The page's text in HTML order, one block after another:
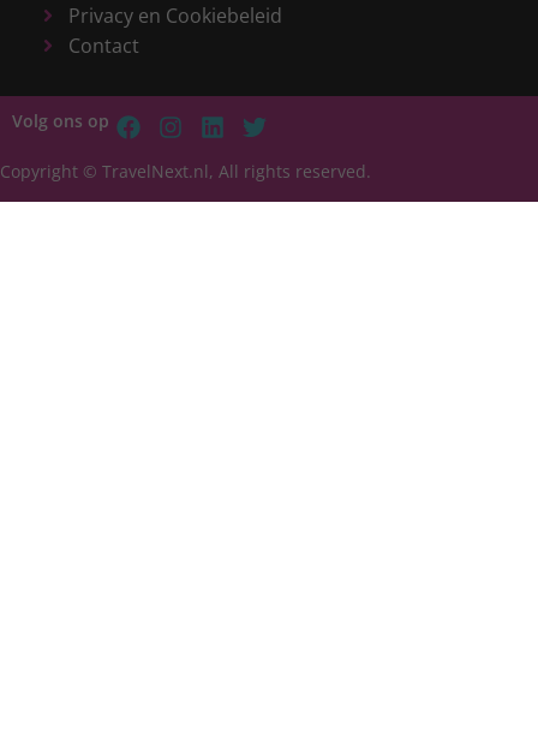
Privacy en Cookiebeleid
Contact
Volg ons op
Copyright © TravelNext.nl, All rights reserved.